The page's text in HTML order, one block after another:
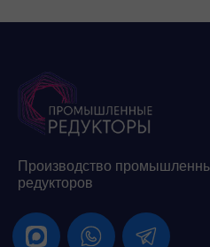
Производство
редукторов